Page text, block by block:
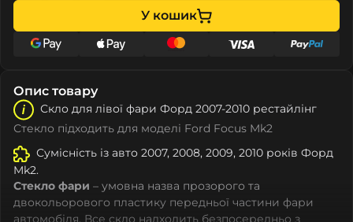
У кошик
Опис товару
Скло для лівої фари Форд 2007-2010 рестайлінг
Стекло підходить для моделі Ford Focus Mk2
Сумісність із авто 2007, 2008, 2009, 2010 років Форд
Mk2.
Стекло фари – умовна назва прозорого та
двокольорового пластику передньої частини фари
автомобіля. Все скло надходить безпосередньо з